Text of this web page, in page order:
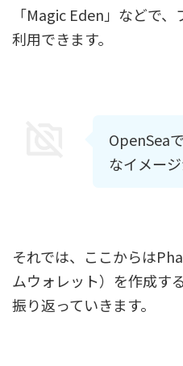
「Magic Eden」などで
利用できます。
OpenSea
なイメージ
それでは、ここからは
ムウォレット）を作成す
振り返っていきます。